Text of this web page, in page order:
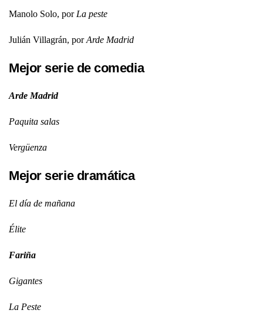
Manolo Solo, porLa peste
Julián Villagrán, porArde Madrid
Mejor serie de comedia
Arde Madrid
Paquita salas
Vergüenza
Mejor serie dramática
El día de mañana
Élite
Fariña
Gigantes
La Peste